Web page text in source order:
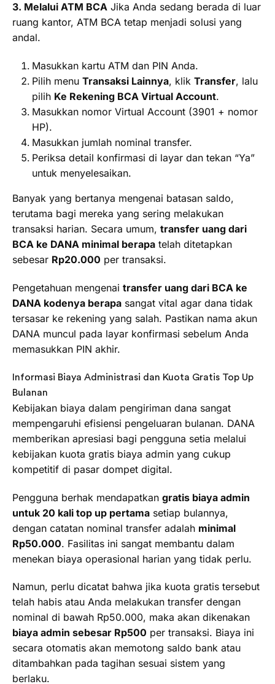
3. Melalui ATM BCA Jika Anda sedang berada di luar
ruang kantor, ATM BCA tetap menjadi solusi yang
andal.
Masukkan kartu ATM dan PIN Anda.
Pilih menu Transaksi Lainnya, klik Transfer, lalu
pilih Ke Rekening BCA Virtual Account.
Masukkan nomor Virtual Account (3901 + nomor
HP).
Masukkan jumlah nominal transfer.
Periksa detail konfirmasi di layar dan tekan “Ya”
untuk menyelesaikan.
Banyak yang bertanya mengenai batasan saldo,
terutama bagi mereka yang sering melakukan
transaksi harian. Secara umum, transfer uang dari
BCA ke DANA minimal berapa telah ditetapkan
sebesar Rp20.000 per transaksi.
Pengetahuan mengenai transfer uang dari BCA ke
DANA kodenya berapa sangat vital agar dana tidak
tersasar ke rekening yang salah. Pastikan nama akun
DANA muncul pada layar konfirmasi sebelum Anda
memasukkan PIN akhir.
Informasi Biaya Administrasi dan Kuota Gratis Top Up
Bulanan
Kebijakan biaya dalam pengiriman dana sangat
mempengaruhi efisiensi pengeluaran bulanan. DANA
memberikan apresiasi bagi pengguna setia melalui
kebijakan kuota gratis biaya admin yang cukup
kompetitif di pasar dompet digital.
Pengguna berhak mendapatkan gratis biaya admin
untuk 20 kali top up pertama setiap bulannya,
dengan catatan nominal transfer adalah minimal
Rp50.000. Fasilitas ini sangat membantu dalam
menekan biaya operasional harian yang tidak perlu.
Namun, perlu dicatat bahwa jika kuota gratis tersebut
telah habis atau Anda melakukan transfer dengan
nominal di bawah Rp50.000, maka akan dikenakan
biaya admin sebesar Rp500 per transaksi. Biaya ini
secara otomatis akan memotong saldo bank atau
ditambahkan pada tagihan sesuai sistem yang
berlaku.